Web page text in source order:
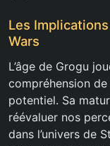
Les
Wars
L’âge de Grogu
compréhension
potentiel. Sa
réévaluer nos
dans l’univers de